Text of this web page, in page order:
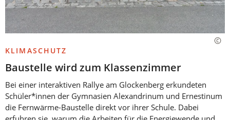
KLIMASCHUTZ
Baustelle wird zum Klassenzimmer
Bei einer interaktiven Rallye am Glockenberg erkundeten
Schüler*innen der Gymnasien Alexandrinum und Ernestinum
die Fernwärme-Baustelle direkt vor ihrer Schule. Dabei